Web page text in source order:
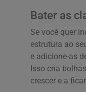
Bater as
Se você quer
estrutura ao
e adicione-as
Isso cria
crescer e a